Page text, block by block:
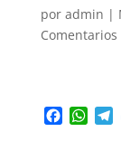
por admin |
Comentarios
W